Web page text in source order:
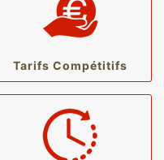
Tarifs Compétitifs